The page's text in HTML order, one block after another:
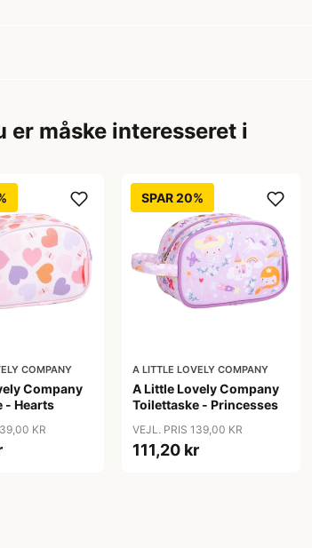
er måske interesseret i
COMPANY
Company
- Hearts
KR
SPAR 20%
A LITTLE LOVELY COMPANY
A Little Lovely Company
Toilettaske - Princesses
VEJL. PRIS 139,00 KR
111,20 kr